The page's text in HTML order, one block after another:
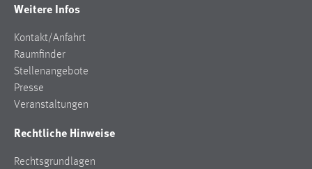
Weitere Infos
Kontakt/Anfahrt
Raumfinder
Stellenangebote
Presse
Veranstaltungen
Rechtliche Hinweise
Rechtsgrundlagen